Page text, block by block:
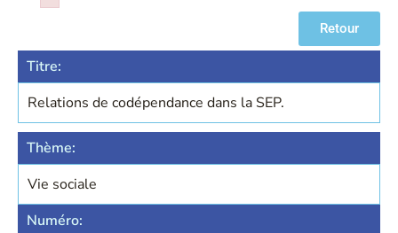
Retour
Titre:
Relations de codépendance dans la SEP.
Thème:
Vie sociale
Numéro:
Failed to initialize plugin: wplink